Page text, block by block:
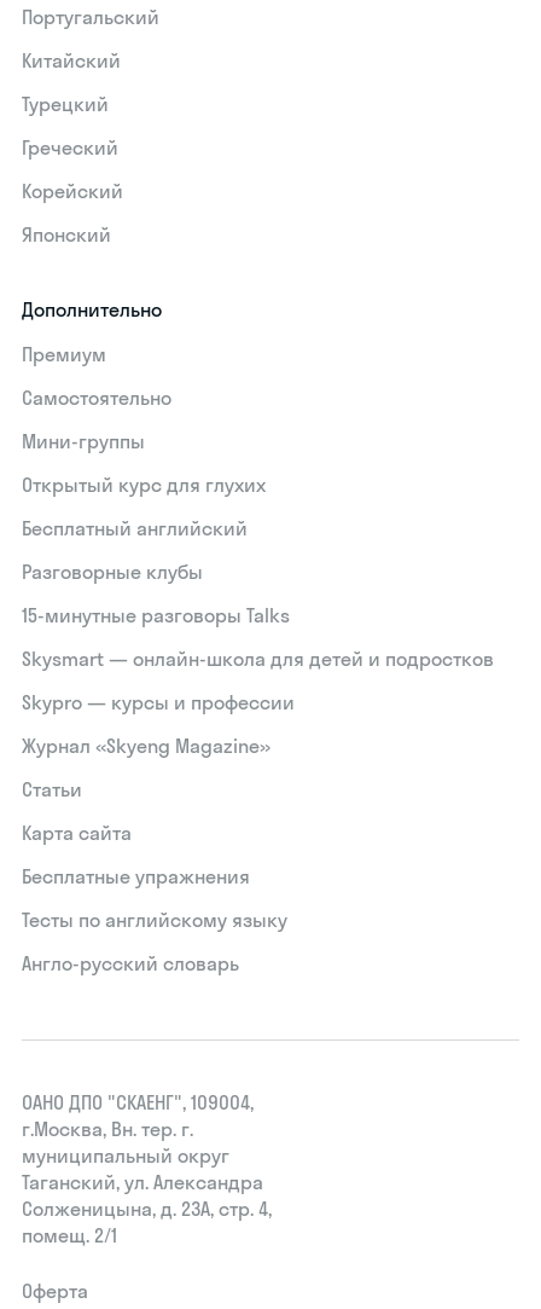
Португальский
Китайский
Турецкий
Греческий
Корейский
Японский
Дополнительно
Премиум
Самостоятельно
Мини-группы
Открытый курс для глухих
Бесплатный английский
Разговорные клубы
15‑минутные разговоры Talks
Skysmart — онлайн-школа для детей и подростков
Skypro — курсы и профессии
Журнал «Skyeng Magazine»
Статьи
Карта сайта
Бесплатные упражнения
Тесты по английскому языку
Англо-русский словарь
ОАНО ДПО "СКАЕНГ", 109004,
г.Москва, Вн. тер. г.
муниципальный округ
Таганский, ул. Александра
Солженицына, д. 23А, стр. 4,
помещ. 2/1
Оферта